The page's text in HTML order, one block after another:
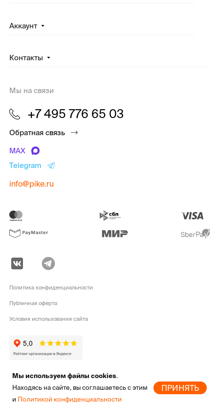
Аккаунт
Контакты
Мы на связи
+7 495 776 65 03
Обратная связь
MAX
Telegram
info@pike.ru
pike.ru © 2010 - 2026 | Высококачественная
отдыха от мировых брендов
Политика конфиденциальности
Публичная оферта
Условия использования сайта
Мы используем файлы cookies.
Находясь на сайте, вы соглашаетесь с этим
и Политикой конфиденциальности
ПРИНЯТЬ